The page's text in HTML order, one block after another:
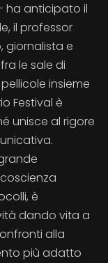
ha anticipato il
il professor
giornalista e
le sale di
insieme
Festival è
unisce al rigore
è
dando vita a
alla
più adatto